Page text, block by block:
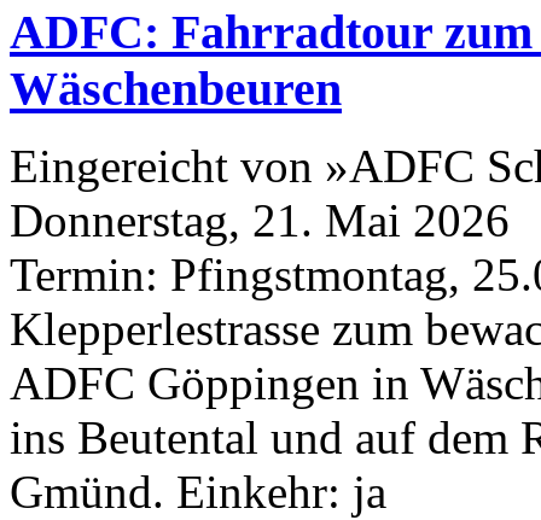
ADFC: Fahrradtour
Wäschenbeuren
Eingereicht von »ADFC
Donnerstag, 21. Mai 2026
Termin: Pfingstmontag, 25.
Klepperlestrasse zum
ADFC Göppingen in
ins Beutental und auf dem
Gmünd. Einkehr: ja